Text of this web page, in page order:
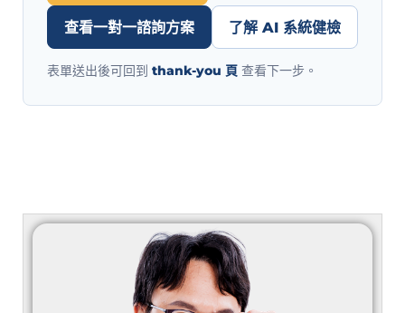
查看一對一諮詢方案 了解 AI 系統健檢
表單送出後可回到 thank-you 頁 查看下一步。